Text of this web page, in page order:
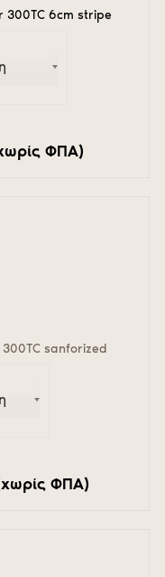
300TC 6cm stripe
ΦΠΑ)
300TC sanforized
ΦΠΑ)